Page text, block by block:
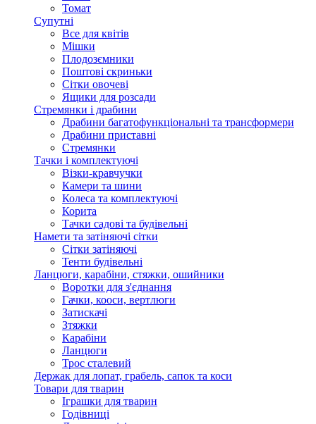
Томат
Супутні
Все для квітів
Мішки
Плодозємники
Поштові скриньки
Сітки овочеві
Ящики для розсади
Стремянки і драбини
Драбини багатофункціональні та трансформери
Драбини приставні
Стремянки
Тачки і комплектуючі
Візки-кравчучки
Камери та шини
Колеса та комплектуючі
Корита
Тачки садові та будівельні
Намети та затіняючі сітки
Сітки затіняючі
Тенти будівельні
Ланцюги, карабіни, стяжки, ошийники
Воротки для з'єднання
Гачки, кооси, вертлюги
Затискачі
Зтяжки
Карабіни
Ланцюги
Трос сталевий
Держак для лопат, грабель, сапок та коси
Товари для тварин
Іграшки для тварин
Годівниці